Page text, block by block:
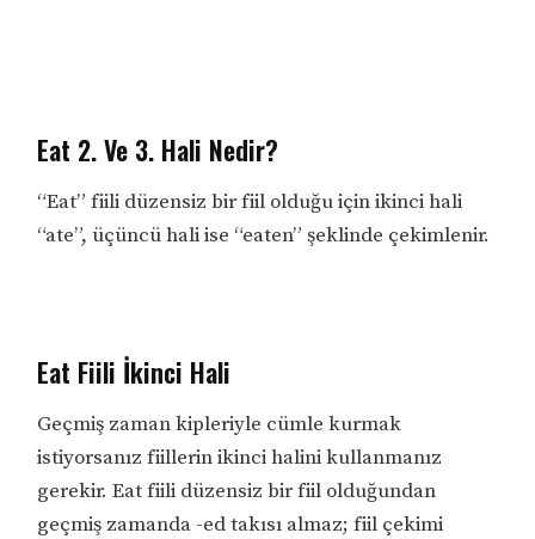
Eat 2. Ve 3. Hali Nedir?
“Eat” fiili düzensiz bir fiil olduğu için ikinci hali
“ate”, üçüncü hali ise “eaten” şeklinde çekimlenir.
Eat Fiili İkinci Hali
Geçmiş zaman kipleriyle cümle kurmak
istiyorsanız fiillerin ikinci halini kullanmanız
gerekir. Eat fiili düzensiz bir fiil olduğundan
geçmiş zamanda -ed takısı almaz; fiil çekimi